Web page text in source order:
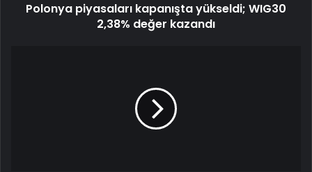
Polonya piyasaları kapanışta yükseldi; WIG30
2,38% değer kazandı